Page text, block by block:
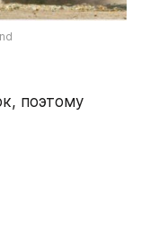
поэтому